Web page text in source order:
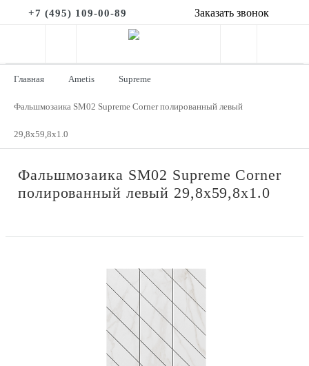
+7 (495) 109-00-89 Заказать звонок
Главная Ametis Supreme
Фальшмозаика SM02 Supreme Corner полированный левый
29,8x59,8x1.0
Фальшмозаика SM02 Supreme Corner
полированный левый 29,8x59,8x1.0